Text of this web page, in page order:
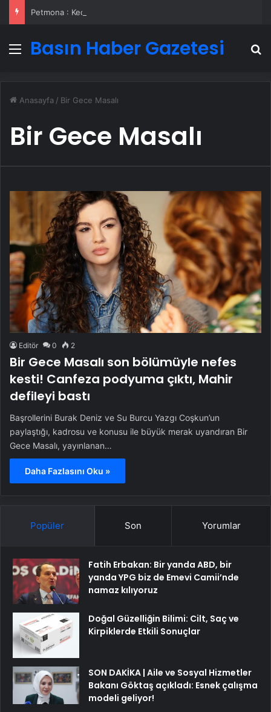
Menü
Basın Haber Gazetesi
Anasayfa / Bir Gece Masalı
Bir Gece Masalı
Editör 0 2
Bir Gece Masalı son bölümüyle nefes
kesti! Canfeza podyuma çıktı, Mahir
defileyi bastı
Başrollerini Burak Deniz ve Su Burcu Yazgı Coşkun’un
paylaştığı, kadrosu ve konusu ile büyük merak uyandıran Bir
Gece Masalı, yayınlanan…
Daha Fazlasını Oku »
Popüler Son Yorumlar
Fatih Erbakan: Bir yanda ABD, bir
yanda YPG biz de Emevi Camii’nde
namaz kılıyoruz
Doğal Güzelliğin Bilimi: Cilt, Saç ve
Kirpiklerde Etkili Sonuçlar
SON DAKİKA | Aile ve Sosyal Hizmetler
Bakanı Göktaş açıkladı: Esnek çalışma
modeli geliyor!